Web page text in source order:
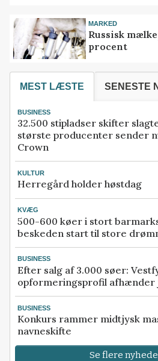
MARKED
Russisk
procent
MEST LÆSTE SENESTE
BUSINESS
32.500 stipladser skifter
største producenter sender
Crown
KULTUR
Herregård holder høstdag
KVÆG
500-600 køer i stort
beskeden start til store
BUSINESS
Efter salg af 3.000 søer:
opformeringsprofil afhænder
BUSINESS
Konkurs rammer midtjysk
navneskifte
Se flere